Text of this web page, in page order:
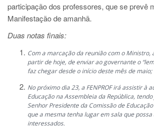
participação dos professores, que se prevê
Manifestação de amanhã.
Duas notas finais:
Com a marcação da reunião com o Ministro,
partir de hoje, de enviar ao governante o
faz chegar desde o início deste mês de maio;
No próximo dia 23, a FENPROF irá assistir à
Educação na Assembleia da República,
Senhor Presidente da Comissão de
que a mesma tenha lugar em sala que
interessados.